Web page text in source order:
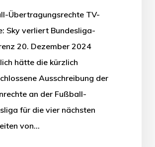
Übertragungsrechte TV-
Sky verliert Bundesliga-
20. Dezember 2024
hätte die kürzlich
Ausschreibung der
an der Fußball-
für die vier nächsten
von…